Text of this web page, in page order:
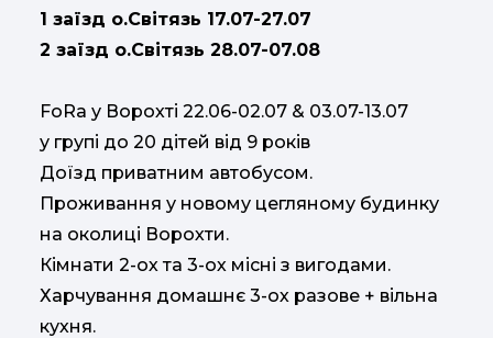
1 заїзд о.Світязь 17.07-27.07
2 заїзд о.Світязь 28.07-07.08
FoRa у Ворохті 22.06-02.07 & 03.07-13.07
у групі до 20 дітей від 9 років
Доїзд приватним автобусом.
Проживання у новому цегляному будинку
на околиці Ворохти.
Кімнати 2-ох та 3-ох місні з вигодами.
Харчування домашнє 3-ох разове + вільна
кухня.